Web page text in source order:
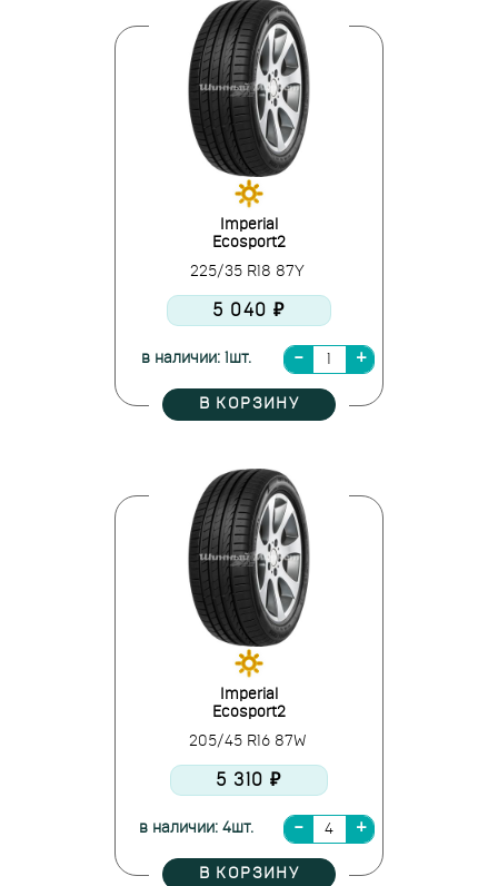
Imperial
Ecosport2
225/35 R18 87Y
5 040 ₽
в наличии: 1шт.
В КОРЗИНУ
Imperial
Ecosport2
205/45 R16 87W
5 310 ₽
в наличии: 4шт.
В КОРЗИНУ